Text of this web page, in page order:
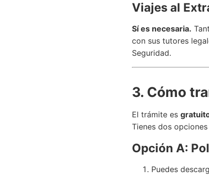
Viajes al
Sí es necesaria.
con sus tutores
Seguridad.
3. Cómo
El trámite es
Tienes dos
Opción A:
Puedes